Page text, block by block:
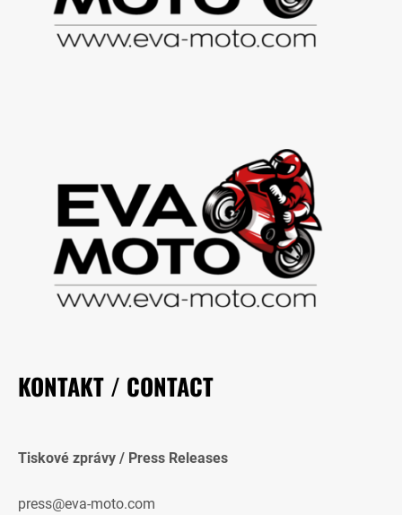
KONTAKT / CONTACT
Tiskové zprávy / Press Releases
press@eva-moto.com